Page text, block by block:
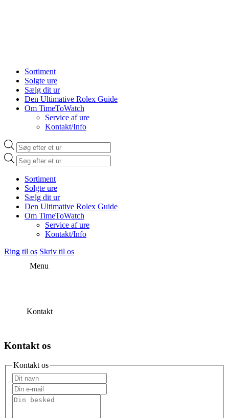
Sortiment
Solgte ure
Sælg dit ur
Den Ultimative Rolex Guide
Om TimeToWatch
Service af ure
Kontakt/Info
Products
search
Products
search
Sortiment
Solgte ure
Sælg dit ur
Den Ultimative Rolex Guide
Om TimeToWatch
Service af ure
Kontakt/Info
Ring til os Skriv til os
Menu
Kontakt
Kontakt os
Kontakt os